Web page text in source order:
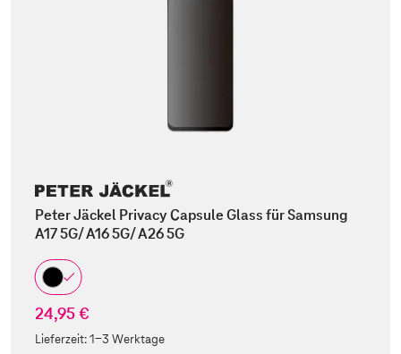
Peter Jäckel Privacy Capsule Glass für Samsung
A17 5G/ A16 5G/ A26 5G
24,95 €
Lieferzeit:1-3 Werktage